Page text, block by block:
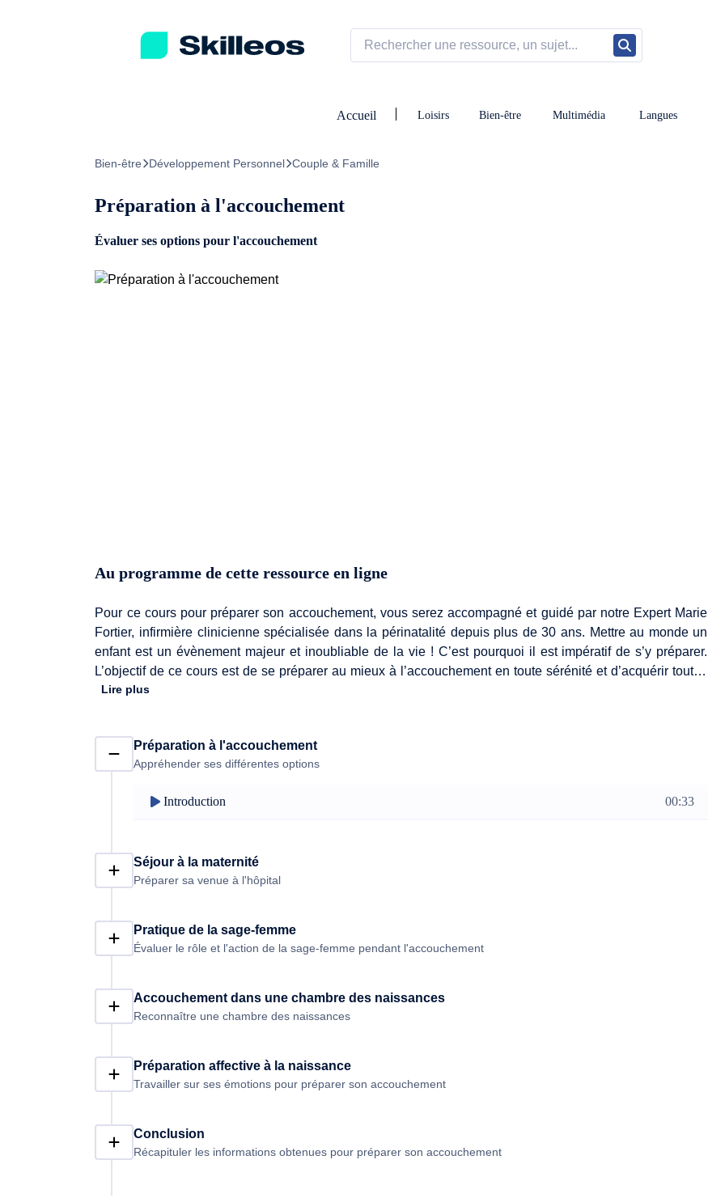
Passez directement au contenu principal
Accueil Loisirs Bien-être Multimédia Langues
Bien-être Développement Personnel Couple & Famille
Préparation à l'accouchement
Évaluer ses options pour l'accouchement
Au programme de cette ressource en ligne
Pour ce cours pour préparer son accouchement, vous serez accompagné et guidé par notre Expert Marie
Fortier, infirmière clinicienne spécialisée dans la périnatalité depuis plus de 30 ans. Mettre au monde un
enfant est un évènement majeur et inoubliable de la vie ! C’est pourquoi il est impératif de s’y préparer.
L’objectif de ce cours est de se préparer au mieux à l’accouchement en toute sérénité et d’acquérir toutes
les bases nécessaires afin d’appréhender cet événement progressivement. Vous découvrirez les lieux
biais de la préparation affective à la naissance. Grâce à ce cours en ligne, l’accouchement ne sera plus
aussi stressant qu’il n’en a l’air.
Lire plus
Préparation à l'accouchement
Appréhender ses différentes options
Introduction 00:33
Séjour à la maternité
Préparer sa venue à l'hôpital
Pratique de la sage-femme
Évaluer le rôle et l'action de la sage-femme pendant l'accouchement
Accouchement dans une chambre des naissances
Reconnaître une chambre des naissances
Préparation affective à la naissance
Travailler sur ses émotions pour préparer son accouchement
Conclusion
Récapituler les informations obtenues pour préparer son accouchement